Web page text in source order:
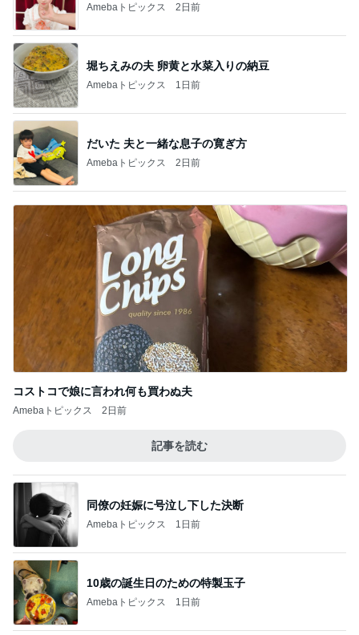
Amebaトピックス 2日前
堀ちえみの夫 卵黄と水菜入りの納豆
Amebaトピックス 1日前
だいた 夫と一緒な息子の寛ぎ方
Amebaトピックス 2日前
コストコで娘に言われ何も買わぬ夫
Amebaトピックス 2日前
記事を読む
同僚の妊娠に号泣し下した決断
Amebaトピックス 1日前
10歳の誕生日のための特製玉子
Amebaトピックス 1日前